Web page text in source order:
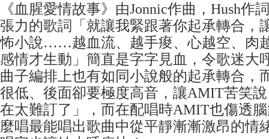
《血腥愛情故事》由Jonnic作曲，Hush作
張力的歌詞「就讓我緊跟著你起承轉合，
怖小說……越血流、越手痠、心越空、肉
感情才生動」簡直是字字見血，令歌迷大
曲子編排上也有如同小說般的起承轉合，
很低、後面卻要極度高音，讓AMIT苦笑
在太難訂了」，而在配唱時AMIT也傷透
麼唱最能唱出歌曲中從平靜漸漸激昂的情